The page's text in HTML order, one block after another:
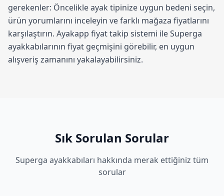
gerekenler: Öncelikle ayak tipinize uygun bedeni seçin,
ürün yorumlarını inceleyin ve farklı mağaza fiyatlarını
karşılaştırın. Ayakapp fiyat takip sistemi ile Superga
ayakkabılarının fiyat geçmişini görebilir, en uygun
alışveriş zamanını yakalayabilirsiniz.
Sık Sorulan Sorular
Superga ayakkabıları hakkında merak ettiğiniz tüm
sorular